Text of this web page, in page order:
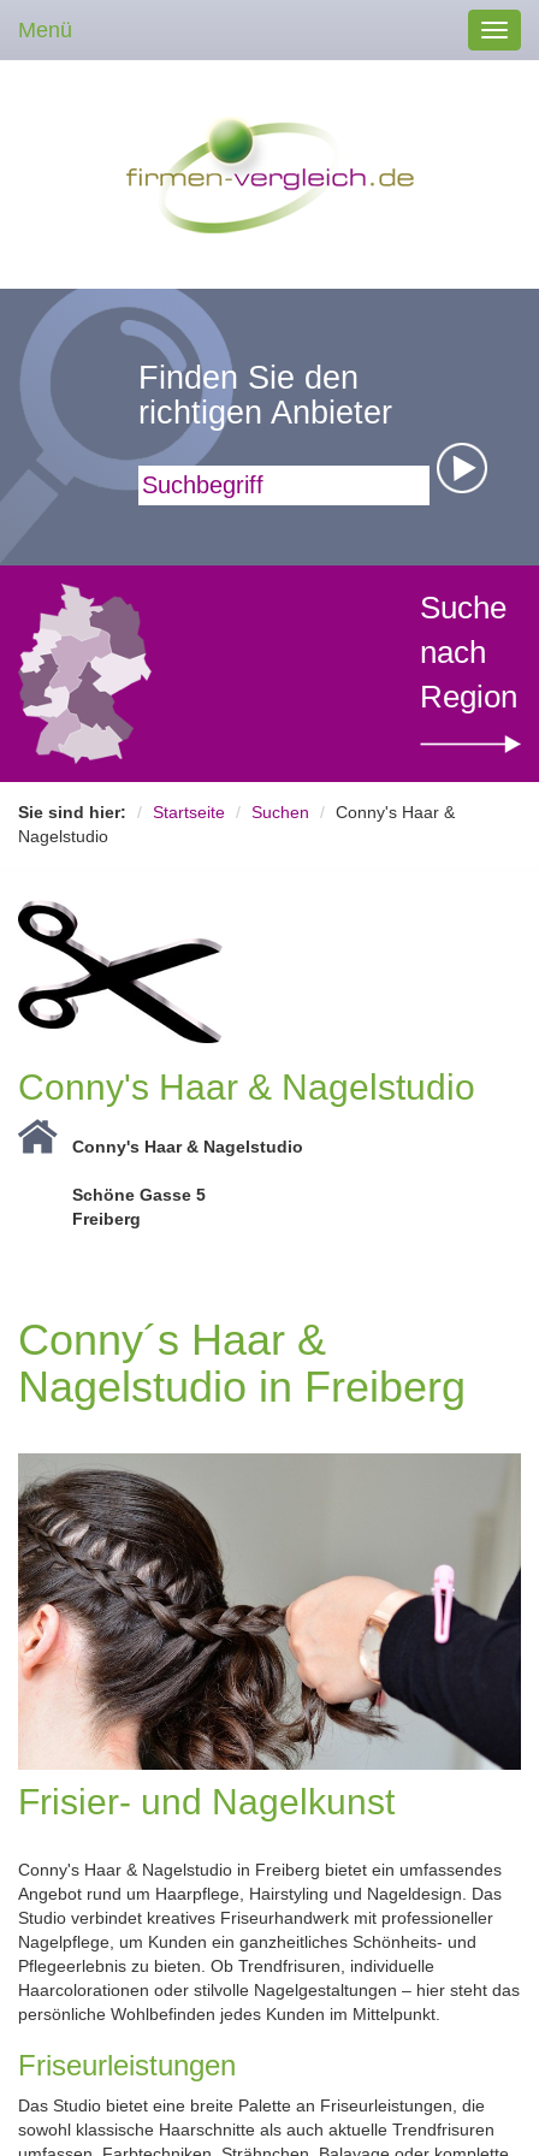
Menü
Finden Sie den
richtigen Anbieter
Suchbegriff
Suche
nach
Region
Sie sind hier: Startseite Suchen
Conny's Haar &
Nagelstudio
Conny's Haar & Nagelstudio
Conny's Haar & Nagelstudio
Schöne Gasse 5
Freiberg
Conny´s Haar &
Nagelstudio in Freiberg
Frisier- und Nagelkunst
Conny's Haar & Nagelstudio in Freiberg bietet ein umfassendes
Angebot rund um Haarpflege, Hairstyling und Nageldesign. Das
Studio verbindet kreatives Friseurhandwerk mit professioneller
Nagelpflege, um Kunden ein ganzheitliches Schönheits- und
Pflegeerlebnis zu bieten. Ob Trendfrisuren, individuelle
Haarcolorationen oder stilvolle Nagelgestaltungen – hier steht das
persönliche Wohlbefinden jedes Kunden im Mittelpunkt.
Friseurleistungen
Das Studio bietet eine breite Palette an Friseurleistungen, die
sowohl klassische Haarschnitte als auch aktuelle Trendfrisuren